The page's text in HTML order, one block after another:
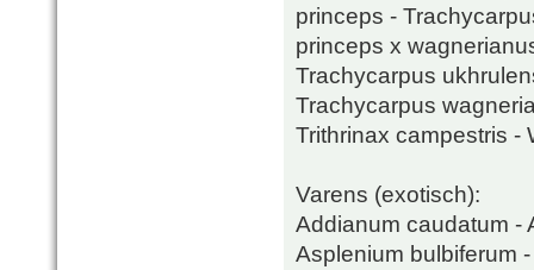
princeps -
princeps x
Trachycarpus
Trachycarpus
Trithrinax campestris -
Varens (exotisch):
Addianum caudatum -
Asplenium bulbiferum